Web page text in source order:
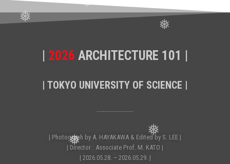
2026 ARCHITECTURE 101 |
| TOKYO UNIVERSITY OF SCIENCE |
························
| Photograph by A. HAYAKAWA & Edited by S. LEE |
| Director : Associate Prof. M. KATO |
| 2026.05.28. – 2026.05.29. |